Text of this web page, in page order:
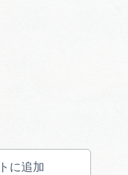
に追加